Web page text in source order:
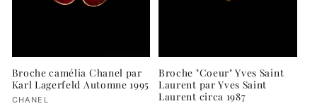
Broche camélia Chanel par
Karl Lagerfeld Automne 1995
Fournisseur :
CHANEL
Broche "Coeur" Yves Saint
Laurent par Yves Saint
Laurent circa 1987